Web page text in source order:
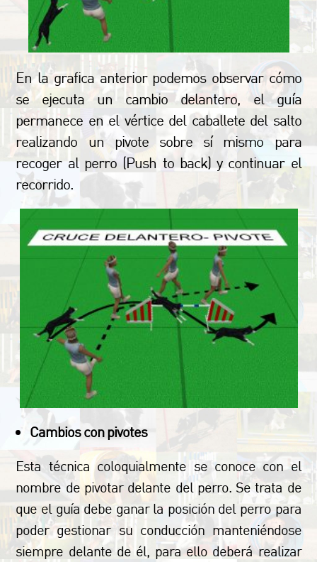
En la grafica anterior podemos observar cómo
se ejecuta un cambio delantero, el guía
permanece en el vértice del caballete del salto
realizando un pivote sobre sí mismo para
recoger al perro (Push to back) y continuar el
recorrido.
Cambios con pivotes
Esta técnica coloquialmente se conoce con el
nombre de pivotar delante del perro. Se trata de
que el guía debe ganar la posición del perro para
poder gestionar su conducción manteniéndose
siempre delante de él, para ello deberá realizar